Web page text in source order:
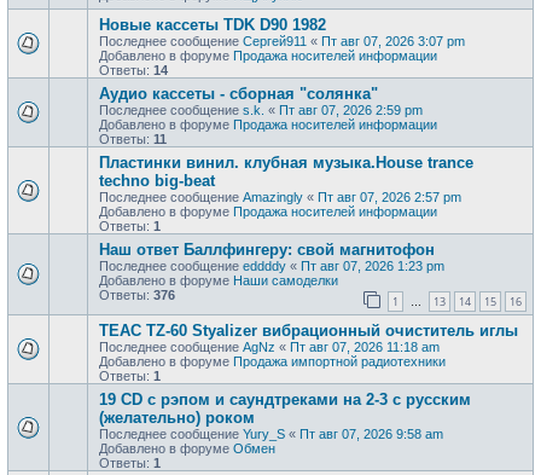
Новые кассеты TDK D90 1982
Последнее сообщение Сергей911 « Пт авг 07, 2026 3:07 pm
Добавлено в форуме Продажa носителей информации
Ответы: 14
Аудио кассеты - сборная "солянка"
Последнее сообщение s.k. « Пт авг 07, 2026 2:59 pm
Добавлено в форуме Продажa носителей информации
Ответы: 11
Пластинки винил. клубная музыка.House trance
techno big-beat
Последнее сообщение Amazingly « Пт авг 07, 2026 2:57 pm
Добавлено в форуме Продажa носителей информации
Ответы: 1
Наш ответ Баллфингеру: свой магнитофон
Последнее сообщение eddddy « Пт авг 07, 2026 1:23 pm
Добавлено в форуме Наши самоделки
Ответы: 376 1 13 14 15 16
TEAC TZ-60 Styalizer вибрационный очиститель иглы
Последнее сообщение AgNz « Пт авг 07, 2026 11:18 am
Добавлено в форуме Продажа импортной радиотехники
Ответы: 1
19 CD с рэпом и саундтреками на 2-3 с русским
(желательно) роком
Последнее сообщение Yury_S « Пт авг 07, 2026 9:58 am
Добавлено в форуме Обмен
Ответы: 1